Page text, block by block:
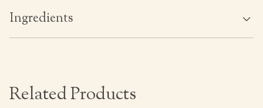
Ingredients
Related Products